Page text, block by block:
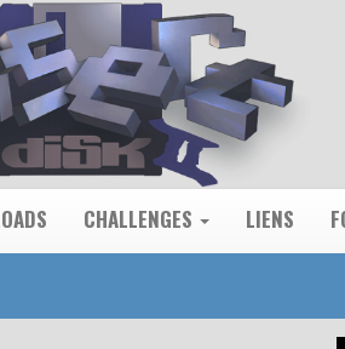
CHALLENGES LIENS